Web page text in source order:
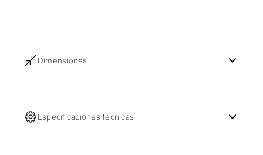
Dimensiones
Especificaciones técnicas